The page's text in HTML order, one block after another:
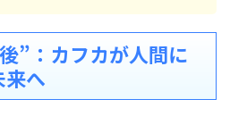
”：カフカが人間に
来へ